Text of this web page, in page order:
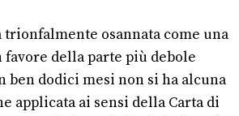
trionfalmente osannata come una
della parte più debole
ben dodici mesi non si ha alcuna
applicata ai sensi della Carta di